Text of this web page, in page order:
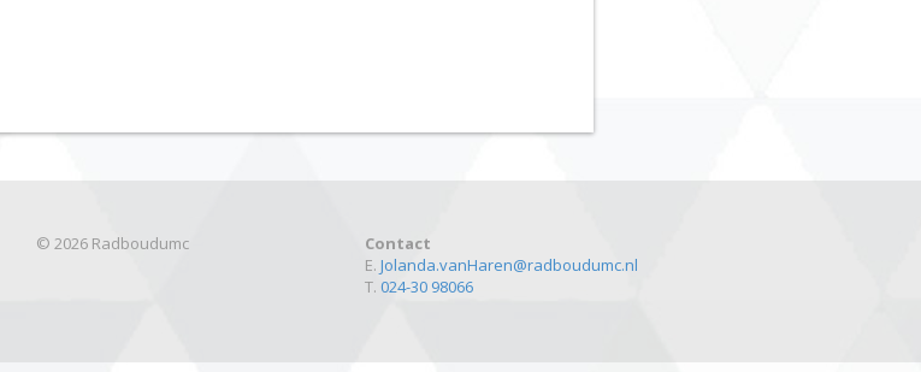
Contact
E. Jolanda.vanHaren@radboudumc.nl
T. 024-30 98066
© 2026 Radboudumc